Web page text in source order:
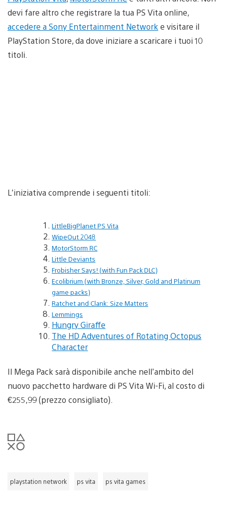
devi fare altro che registrare la tua PS Vita online,
accedere a Sony Entertainment Network e visitare il
PlayStation Store, da dove iniziare a scaricare i tuoi 10
titoli.
L’iniziativa comprende i seguenti titoli:
LittleBigPlanet PS Vita
WipeOut 2048
MotorStorm RC
Little Deviants
Frobisher Says! (with Fun Pack DLC)
Ecolibrium (with Bronze, Silver, Gold and Platinum
game packs)
Ratchet and Clank: Size Matters
Lemmings
Hungry Giraffe
The HD Adventures of Rotating Octopus
Character
Il Mega Pack sarà disponibile anche nell’ambito del
nuovo pacchetto hardware di PS Vita Wi-Fi, al costo di
€255,99 (prezzo consigliato).
playstation network ps vita ps vita games